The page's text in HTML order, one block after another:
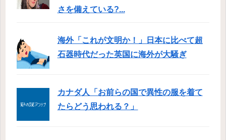
さを備えている?...
海外「これが文明か！」日本に比べて超
石器時代だった英国に海外が大騒ぎ
カナダ人「お前らの国で異性の服を着て
たらどう思われる？」